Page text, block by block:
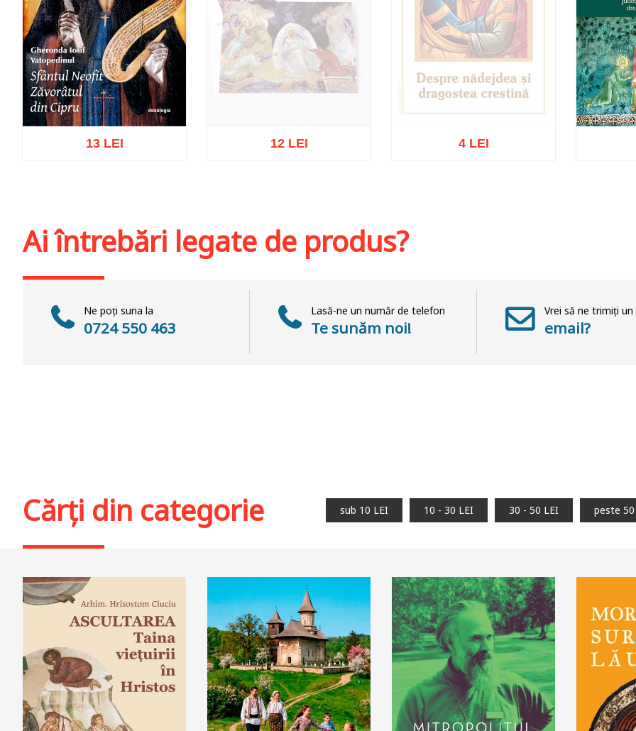
13 LEI 12 LEI 4 LEI
Ai întrebări legate de produs?
Ne poți suna la
0724 550 463
Lasă-ne un număr de telefon
Te sunăm noi!
Vrei să ne trimiți un
email?
Cărți din categorie sub 10 LEI 10 - 30 LEI 30 - 50 LEI peste